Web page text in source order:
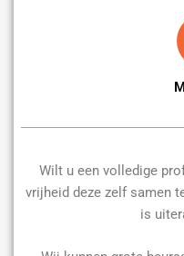
Wilt u een volledige
vrijheid deze zelf samen
is